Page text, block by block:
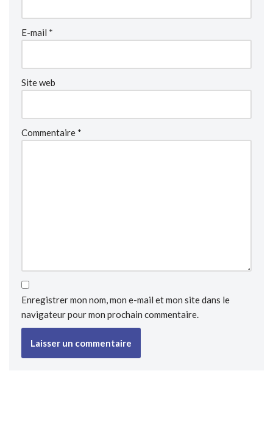
E-mail *
Site web
Commentaire *
Enregistrer mon nom, mon e-mail et mon site dans le
navigateur pour mon prochain commentaire.